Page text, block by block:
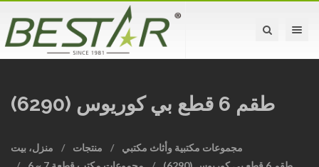
Toggle
طقم 6 قطع بي كوريوس (6290)
منزل، بيت منتجات
مجموعات مكتبية وأثاث مكتبي